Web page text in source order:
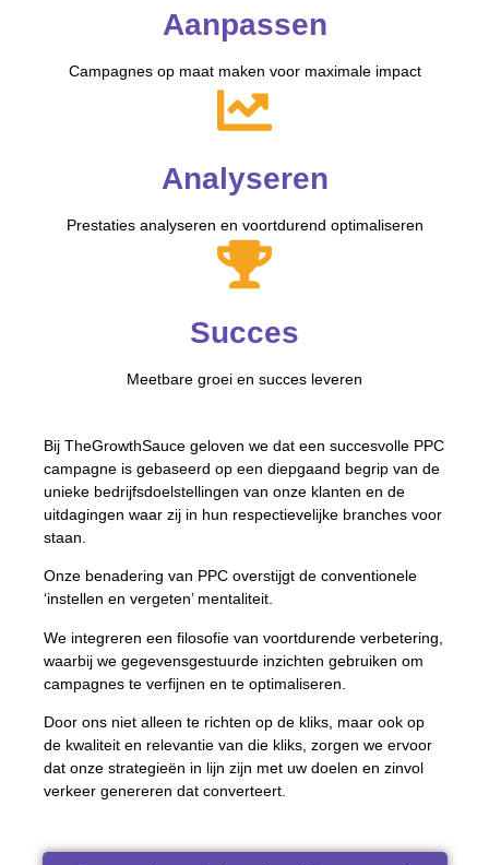
Aanpassen
Campagnes op maat maken voor maximale impact
Analyseren
Prestaties analyseren en voortdurend optimaliseren
Succes
Meetbare groei en succes leveren
Bij TheGrowthSauce geloven we dat een succesvolle PPC
campagne is gebaseerd op een diepgaand begrip van de
unieke bedrijfsdoelstellingen van onze klanten en de
uitdagingen waar zij in hun respectievelijke branches voor
staan.
Onze benadering van PPC overstijgt de conventionele
‘instellen en vergeten’ mentaliteit.
We integreren een filosofie van voortdurende verbetering,
waarbij we gegevensgestuurde inzichten gebruiken om
campagnes te verfijnen en te optimaliseren.
Door ons niet alleen te richten op de kliks, maar ook op
de kwaliteit en relevantie van die kliks, zorgen we ervoor
dat onze strategieën in lijn zijn met uw doelen en zinvol
verkeer genereren dat converteert.